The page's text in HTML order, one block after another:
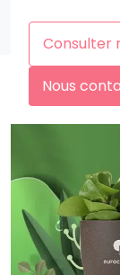
Consulter
Nous